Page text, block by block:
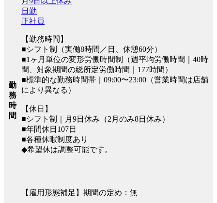
勤
務
時
間
日勤
正社員
【勤務時間】
■シフト制（実働8時間／日、休憩60分）
■1ヶ月単位の変形労働時間制（週平均労働時間｜40時
間、対象期間の総所定労働時間｜177時間）
■標準的な勤務時間帯｜09:00〜23:00（営業時間は店舗
により異なる）
【休日】
■シフト制｜月9日休み（2月のみ8日休み）
■年間休日107日
■各種休暇制度あり
◆希望休は調整可能です。
【雇用形態補足】期間の定め：無